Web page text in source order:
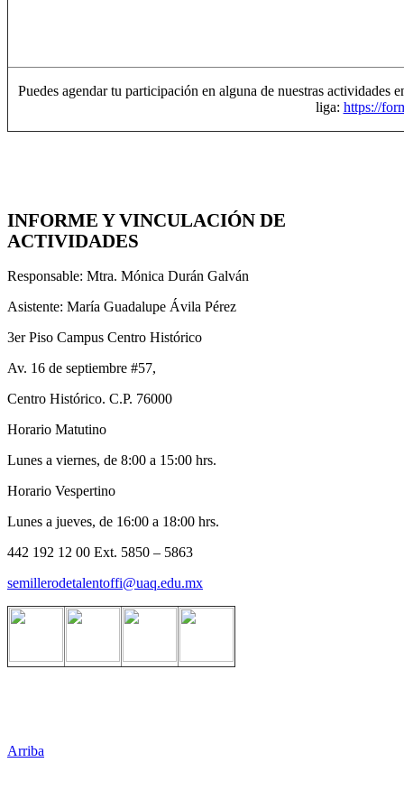
Puedes agendar tu participación en alguna de nuestras actividades
liga: https://
INFORME Y VINCULACIÓN DE
ACTIVIDADES
Responsable: Mtra. Mónica Durán Galván
Asistente: María Guadalupe Ávila Pérez
3er Piso Campus Centro Histórico
Av. 16 de septiembre #57,
Centro Histórico. C.P. 76000
Horario Matutino
Lunes a viernes, de 8:00 a 15:00 hrs.
Horario Vespertino
Lunes a jueves, de 16:00 a 18:00 hrs.
442 192 12 00 Ext. 5850 – 5863
semillerodetalentoffi@uaq.edu.mx
Arriba